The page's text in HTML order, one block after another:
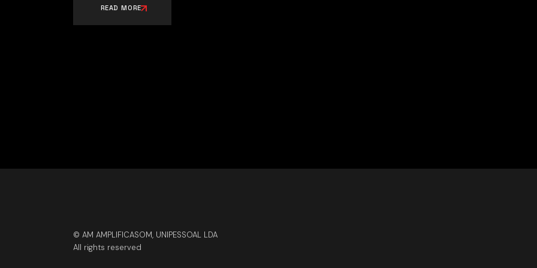
READ MORE
© AM AMPLIFICASOM, UNIPESSOAL LDA
All rights reserved